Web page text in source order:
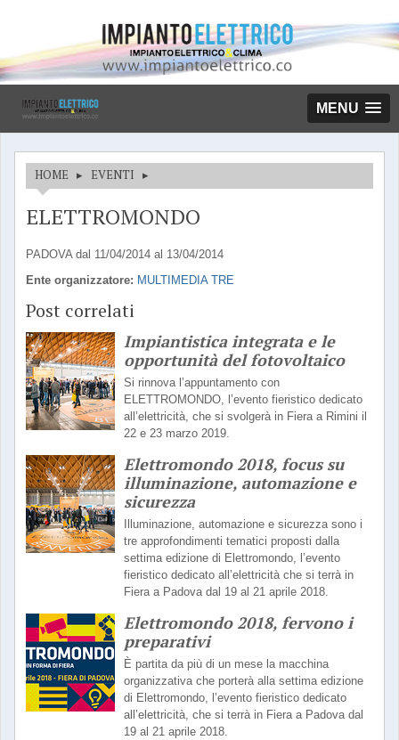
MENU
HOME ▸ EVENTI ▸
ELETTROMONDO
PADOVA dal 11/04/2014 al 13/04/2014
Ente organizzatore: MULTIMEDIA TRE
Post correlati
Impiantistica integrata e le
opportunità del fotovoltaico
Si rinnova l’appuntamento con
ELETTROMONDO, l’evento fieristico dedicato
all’elettricità, che si svolgerà in Fiera a Rimini il
22 e 23 marzo 2019.
Elettromondo 2018, focus su
illuminazione, automazione e
sicurezza
Illuminazione, automazione e sicurezza sono i
tre approfondimenti tematici proposti dalla
settima edizione di Elettromondo, l’evento
fieristico dedicato all’elettricità che si terrà in
Fiera a Padova dal 19 al 21 aprile 2018.
Elettromondo 2018, fervono i
preparativi
È partita da più di un mese la macchina
organizzativa che porterà alla settima edizione
di Elettromondo, l’evento fieristico dedicato
all’elettricità, che si terrà in Fiera a Padova dal
19 al 21 aprile 2018.